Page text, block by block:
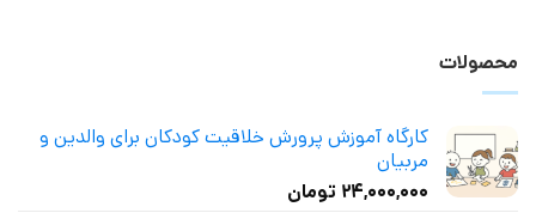
محصولات
کارگاه آموزش پرورش خلاقیت کودکان برای والدین و
مربیان
۲۴,۰۰۰,۰۰۰ تومان